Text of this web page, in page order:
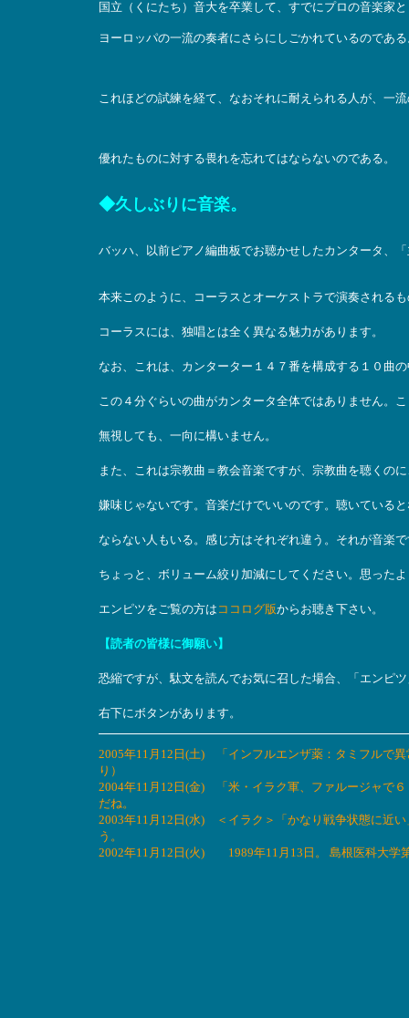
国立（くにたち）音大を卒業して、すでにプロの音楽家
ヨーロッパの一流の奏者にさらにしごかれているのである
これほどの試練を経て、なおそれに耐えられる人が、一
優れたものに対する畏れを忘れてはならないのである。
◆久しぶりに音楽。
バッハ、以前ピアノ編曲板でお聴かせしたカンタータ、
本来このように、コーラスとオーケストラで演奏される
コーラスには、独唱とは全く異なる魅力があります。
なお、これは、カンターター１４７番を構成する１０曲
この４分ぐらいの曲がカンタータ全体ではありません。
無視しても、一向に構いません。
また、これは宗教曲＝教会音楽ですが、宗教曲を聴くの
嫌味じゃないです。音楽だけでいいのです。聴いている
ならない人もいる。感じ方はそれぞれ違う。それが音楽
ちょっと、ボリューム絞り加減にしてください。思った
エンピツをご覧の方は ココログ版からお聴き下さい。
【読者の皆様に御願い】
恐縮ですが、駄文を読んでお気に召した場合、「エンピ
右下にボタンがあります。
2005年11月12日(土) 「インフルエンザ薬：タミフルで
り）
2004年11月12日(金) 「米・イラク軍、ファルージャで
だね。
2003年11月12日(水) ＜イラク＞「かなり戦争状態に近
う。
2002年11月12日(火) 1989年11月13日。 島根医科大学